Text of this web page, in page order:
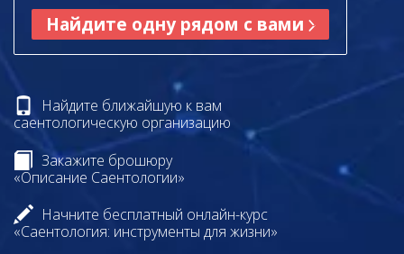
Найдите одну рядом с вами
Найдите ближайшую к вам
саентологическую организацию
Закажите брошюру
«Описание Саентологии»
Начните бесплатный онлайн-курс
«Саентология: инструменты для жизни»